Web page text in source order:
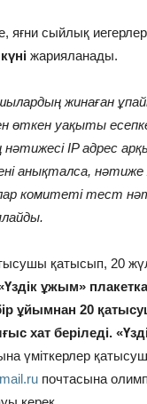
сыйлық
жарияланады.
жинаған
өткен уақыты
IP адрес
анықталса,
комитеті тест
қатысып, 20
ұжым»
ұйымнан 20
хат беріледі.
үміткерлер
почтасына